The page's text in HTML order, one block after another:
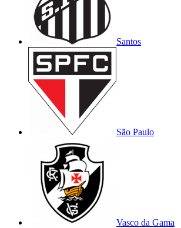
Santos
São Paulo
Vasco da Gama